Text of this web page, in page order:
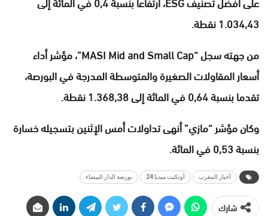
1.034,43 نقطة.
من جهته سجل “MASI Mid and Small Cap”، مؤشر أداء
أسعار المقاولات الصغيرة والمتوسطة المدرجة في البورصة،
تقدما بنسبة 0,64 في المائة إلى 1.368,38 نقطة.
وكان مؤشر “مازي” أنهى تداولات أمس الإثنين بتسجيله خسارة
بنسبة 0,53 في المائة.
أخبار المغرب أونكيت ميديا 24 بورصة الدار البيضاء
شارك